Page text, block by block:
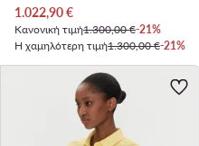
Τρέχουσα τιμή
1.022,90€
Κανονική τιμή1.300,00 €-21%
Η χαμηλότερη τιμή1.300,00 €-21%